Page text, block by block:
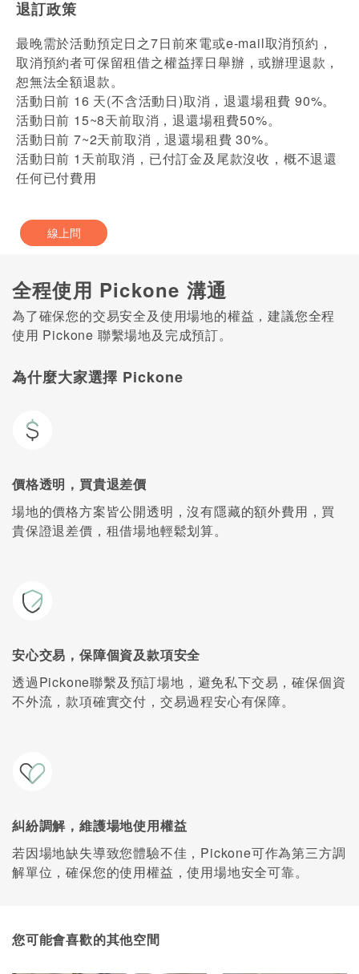
退訂政策
最晚需於活動預定日之7日前來電或e-mail取消預約，
取消預約者可保留租借之權益擇日舉辦，或辦理退款，
恕無法全額退款。
活動日前 16 天(不含活動日)取消，退還場租費 90%。
活動日前 15~8天前取消，退還場租費50%。
活動日前 7~2天前取消，退還場租費 30%。
活動日前 1天前取消，已付訂金及尾款沒收，概不退還
任何已付費用
線上問
全程使用 Pickone 溝通
為了確保您的交易安全及使用場地的權益，建議您全程
使用 Pickone 聯繫場地及完成預訂。
為什麼大家選擇 Pickone
價格透明，買貴退差價
場地的價格方案皆公開透明，沒有隱藏的額外費用，買
貴保證退差價，租借場地輕鬆划算。
安心交易，保障個資及款項安全
透過Pickone聯繫及預訂場地，避免私下交易，確保個資
不外流，款項確實交付，交易過程安心有保障。
糾紛調解，維護場地使用權益
若因場地缺失導致您體驗不佳，Pickone可作為第三方調
解單位，確保您的使用權益，使用場地安全可靠。
您可能會喜歡的其他空間